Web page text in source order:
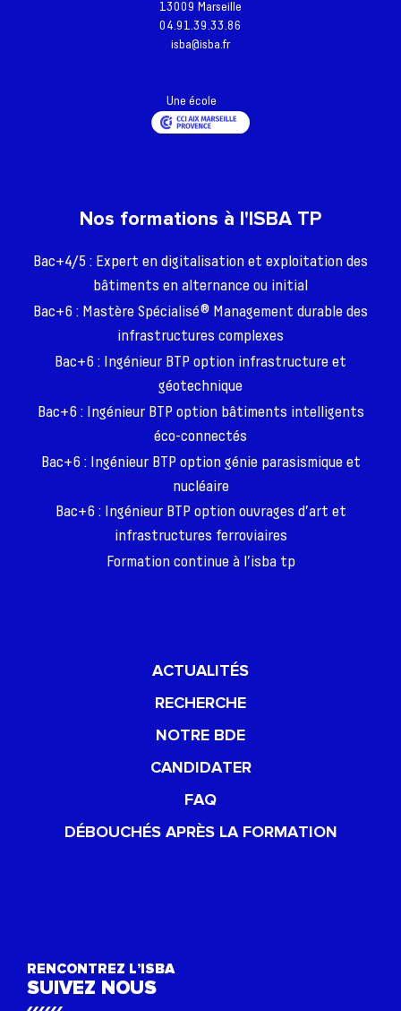
13009 Marseille
04.91.39.33.86
isba@isba.fr
Une école
Nos formations à l'ISBA TP
Bac+4/5 : Expert en digitalisation et exploitation des
bâtiments en alternance ou initial
Bac+6 : Mastère Spécialisé® Management durable des
infrastructures complexes
Bac+6 : Ingénieur BTP option infrastructure et
géotechnique
Bac+6 : Ingénieur BTP option bâtiments intelligents
éco-connectés
Bac+6 : Ingénieur BTP option génie parasismique et
nucléaire
Bac+6 : Ingénieur BTP option ouvrages d’art et
infrastructures ferroviaires
Formation continue à l’isba tp
ACTUALITÉS
RECHERCHE
NOTRE BDE
CANDIDATER
FAQ
DÉBOUCHÉS APRÈS LA FORMATION
RENCONTREZ L’ISBA
SUIVEZ NOUS